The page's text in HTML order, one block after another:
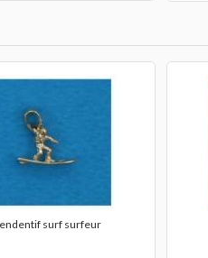
surf surfeur